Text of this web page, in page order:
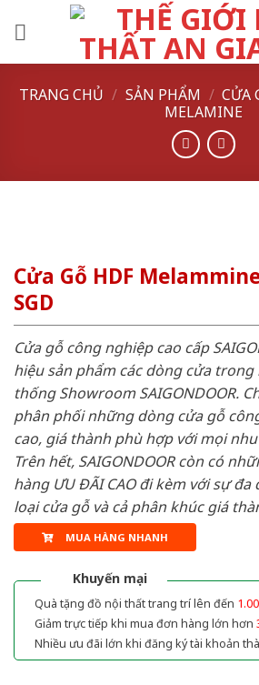
TRANG CHỦ / SẢN PHẨM / CỬA
MELAMINE
Cửa Gỗ HDF
SGD
Cửa gỗ công nghiệp cao cấp
hiệu sản phẩm các dòng cửa trong
thống Showroom SAIGONDOOR.
phân phối những dòng cửa gỗ
cao, giá thành phù hợp với mọi
Trên hết, SAIGONDOOR còn có
hàng ƯU ĐÃI CAO đi kèm với sự đa
loại cửa gỗ và cả phân khúc giá
MUA HÀNG NHANH
Khuyến mại
Quà tặng đồ nội thất trang trí lên đến
Giảm trực tiếp khi mua đơn hàng lớn hơn
Nhiều ưu đãi lớn khi đăng ký tài khoản